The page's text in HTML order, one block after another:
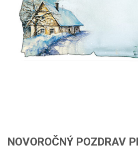
NOVOROČNÝ POZDRAV